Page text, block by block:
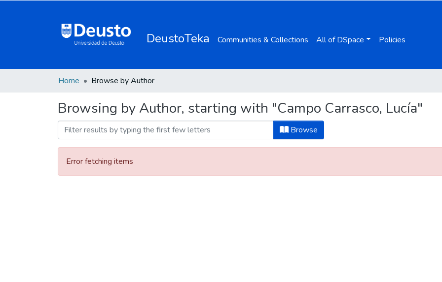
DeustoTeka Communities & Collections All of DSpace Policies
Home Browse by Author
Browsing by Author, starting with "Campo Carrasco, Lucía"
Browse
Error fetching items